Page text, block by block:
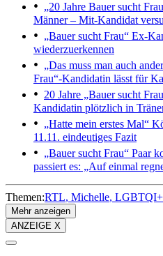
„20 Jahre Bauer sucht
Männer – Mit-Kandidat
„Bauer sucht Frau“ Ex-
wiederzuerkennen
„Das muss man auch
Frau“-Kandidatin lässt für
20 Jahre „Bauer sucht
Kandidatin plötzlich in
„Hatte mein erstes Mal“
11.11. eindeutiges Fazit
„Bauer sucht Frau“ Paar
passiert es: „Auf einmal
Themen:RTL Michelle LGBTQI+
Mehr anzeigen
ANZEIGE X